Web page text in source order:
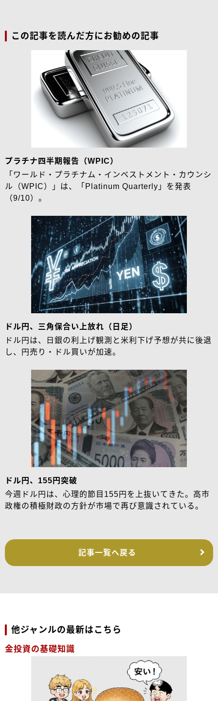
この記事を読んだ方にお勧めの記事
プラチナ四半期報告（WPIC）
「ワールド・プラチナム・インベストメント・カウンシ
ル（WPIC）」は、「Platinum Quarterly」を発表
（9/10）。
ドル円、三角保合い上放れ（日足）
ドル円は、日銀の利上げ観測と米利下げ予想が共に後退
し、円売り・ドル買いが加速。
ドル円、155円突破
今週ドル円は、心理的節目155円を上抜いてきた。高市
政権の積極財政の方針が市場で再び意識されている。
記事一覧へ戻る
他ジャンルの最新はこちら
金投資の基礎知識